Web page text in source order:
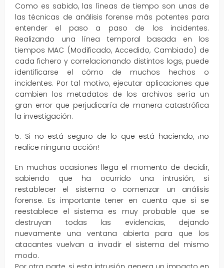
Como es sabido, las líneas de tiempo son unas de
las técnicas de análisis forense más potentes para
entender el paso a paso de los incidentes.
Realizando una línea temporal basada en los
tiempos MAC (Modificado, Accedido, Cambiado) de
cada fichero y correlacionando distintos logs, puede
identificarse el cómo de muchos hechos o
incidentes. Por tal motivo, ejecutar aplicaciones que
cambien los metadatos de los archivos sería un
gran error que perjudicaría de manera catastrófica
la investigación.
5. Si no está seguro de lo que está haciendo, ¡no
realice ninguna acción!
En muchas ocasiones llega el momento de decidir,
sabiendo que ha ocurrido una intrusión, si
restablecer el sistema o comenzar un análisis
forense. Es importante tener en cuenta que si se
reestablece el sistema es muy probable que se
destruyan todas las evidencias, dejando
nuevamente una ventana abierta para que los
atacantes vuelvan a invadir el sistema del mismo
modo.